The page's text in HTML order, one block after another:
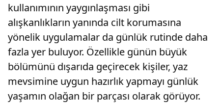
kullanımının yaygınlaşması gibi
alışkanlıkların yanında cilt korumasına
yönelik uygulamalar da günlük rutinde daha
fazla yer buluyor. Özellikle günün büyük
bölümünü dışarıda geçirecek kişiler, yaz
mevsimine uygun hazırlık yapmayı günlük
yaşamın olağan bir parçası olarak görüyor.